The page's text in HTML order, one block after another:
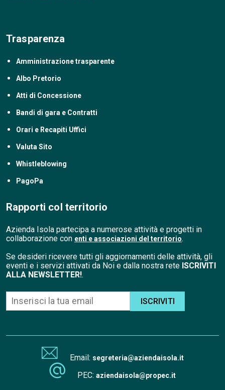
Trasparenza
Amministrazione trasparente
Albo Pretorio
Atti di Concessione
Bandi di gara e Contratti
Orari e Recapiti Uffici
Valuta Sito
Whistleblowing
PagoPa
Rapporti col territorio
Azienda Isola partecipa a numerose attività e progetti in
collaborazione con enti e associazioni del territorio.
Se desideri ricevere tutti gli aggiornamenti delle attività, gli
eventi e i servizi attivati da Noi e dalla nostra rete ISCRIVITI
ALLA NEWSLETTER!.
ISCRIVITI
Email: segreteria@aziendaisola.it
PEC: aziendaisola@propec.it